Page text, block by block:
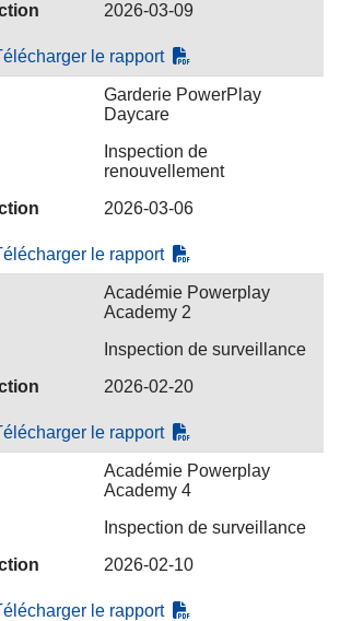
2026-03-09
le rapport
Garderie PowerPlay
Daycare
Inspection de
renouvellement
2026-03-06
le rapport
Académie Powerplay
Academy 2
Inspection de surveillance
2026-02-20
le rapport
Académie Powerplay
Academy 4
Inspection de surveillance
2026-02-10
le rapport